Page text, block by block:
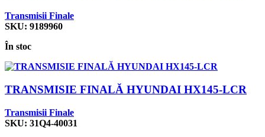
Transmisii Finale
SKU: 9189960
În stoc
TRANSMISIE FINALĂ HYUNDAI HX145-LCR
Transmisii Finale
SKU: 31Q4-40031